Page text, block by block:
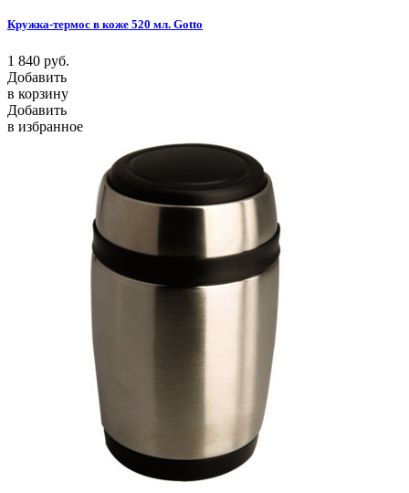
Кружка-термос в коже 520 мл. Gotto
1 840 руб.
Добавить
в корзину
Добавить
в избранное